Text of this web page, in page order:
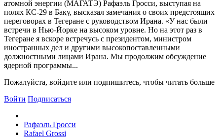
атомной энергии (МАГАТЭ) Рафаэль Гросси, выступая на
полях КС-29 в Баку, высказал замечания о своих предстоящих
переговорах в Тегеране с руководством Ирана. «У нас были
встречи в Нью-Йорке на высоком уровне. Но на этот раз в
Тегеране я вскоре встречусь с президентом, министром
иностранных дел и другими высокопоставленными
должностными лицами Ирана. Мы продолжим обсуждение
ядерной программы...
Пожалуйста, войдите или подпишитесь, чтобы читать больше
Войти Подписаться
Рафаэль Гросси
Rafael Grossi